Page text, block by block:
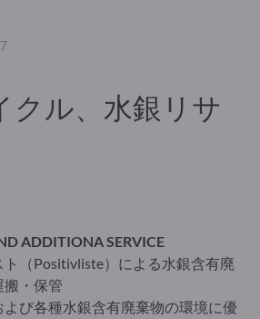
クル、水銀リサ
ADDITIONA SERVICE
ト（Positivliste）による水銀含有廃
・保管
び各種水銀含有廃棄物の環境に優